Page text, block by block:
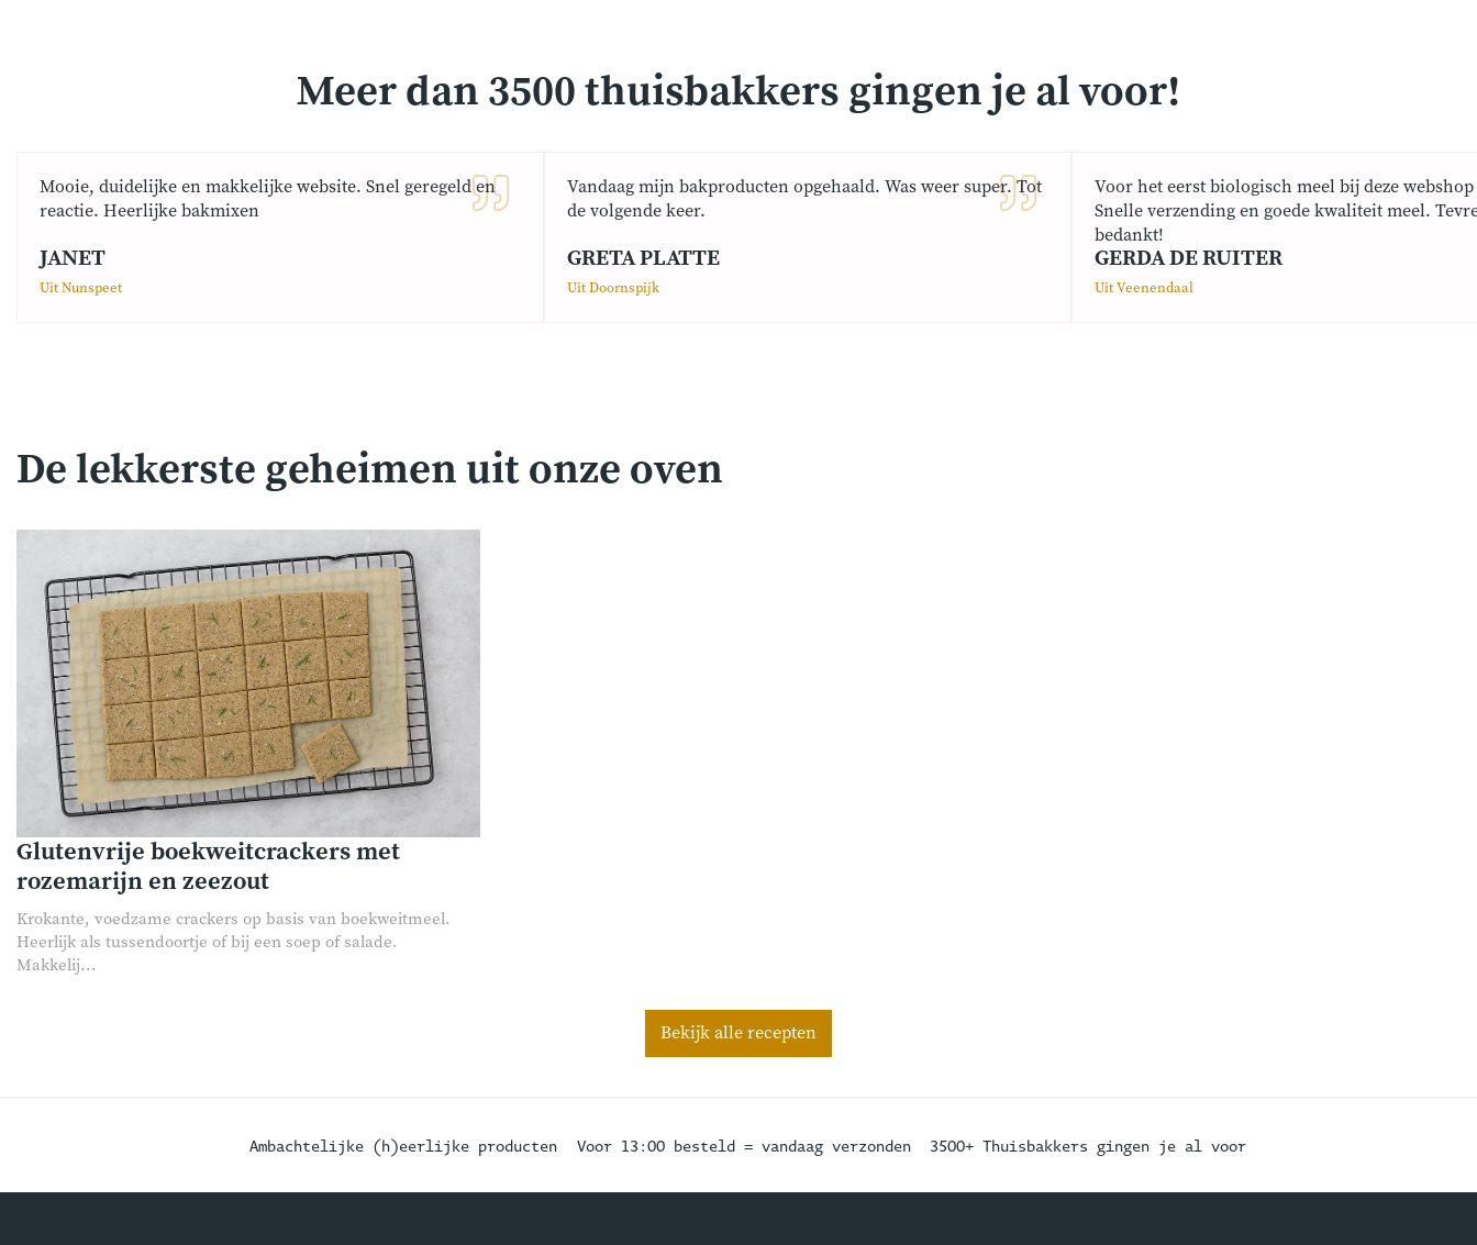
Meer dan 3500 thuisbakkers gingen je al voor!
Mooie, duidelijke en makkelijke website. Snel geregeld en
reactie. Heerlijke bakmixen
JANET
Uit Nunspeet
Vandaag mijn bakproducten opgehaald. Was weer super. Tot
de volgende keer.
GRETA PLATTE
Uit Doornspijk
Voor het eerst biologisch meel bij deze
Snelle verzending en goede kwaliteit meel.
bedankt!
GERDA DE RUITER
Uit Veenendaal
De lekkerste geheimen uit onze oven
Glutenvrije boekweitcrackers met
rozemarijn en zeezout
Krokante, voedzame crackers op basis van boekweitmeel.
Heerlijk als tussendoortje of bij een soep of salade.
Makkelij...
Bekijk alle recepten
Ambachtelijke (h)eerlijke producten Voor 13:00 besteld = vandaag verzonden 3500+ Thuisbakkers gingen je al voor